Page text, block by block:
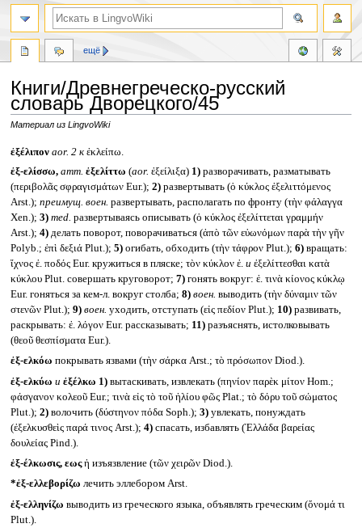
Книги/Древнегреческо-русский
словарь Дворецкого/45
Материал из LingvoWiki
Перейти
к
навигации
Перейти
к
поиску
ἐξέλιπον aor. 2 кἐκλείπω.
ἐξ-ελίσσω, атт. ἐξελίττω (aor. ἐξείλιξα) 1)разворачивать, разматывать
(περιβολᾶς σφραγισμάτων Eur.); 2)развертывать (ὁ κύκλος ἐξελιττόμενος
Arst.); преимущ. воен. развертывать, располагать по фронту (τὴν φάλαγγα
Xen.); 3) med. развертываясь описывать (ὁ κύκλος ἐξελίττεται γραμμήν
Arst.); 4)делать поворот, поворачиваться (ἀπὸ τῶν εὐωνόμων παρὰ τὴν γῆν
Polyb.; ἐπὶ δεξιά Plut.); 5)огибать, обходить (τὴν τάφρον Plut.); 6)вращать:
ἴχνος ἐ. ποδός Eur. кружиться в пляске; τὸν κύκλον ἐ. и ἐξελίττεσθαι κατὰ
κύκλου Plut. совершать круговорот; 7)гонять вокруг: ἐ. τινὰ κίονος κύκλῳ
Eur. гоняться за кем-л. вокруг столба; 8) воен. выводить (τὴν δύναμιν τῶν
στενῶν Plut.); 9) воен. уходить, отступать (εἰς πεδίον Plut.); 10)развивать,
раскрывать: ἐ. λόγον Eur. рассказывать; 11)разъяснять, истолковывать
(θεοῦ θεσπίσματα Eur.).
ἐξ-ελκόω покрывать язвами (τὴν σάρκα Arst.; τὸ πρόσωπον Diod.).
ἐξ-ελκύω и ἐξέλκω 1)вытаскивать, извлекать (πηνίον παρὲκ μίτον Hom.;
φάσγανον κολεοῦ Eur.; τινὰ εἰς τὸ τοῦ ἡλίου φῶς Plat.; τὸ δόρυ τοῦ σώματος
Plut.); 2)волочить (δύστηνον πόδα Soph.); 3)увлекать, понуждать
(ἐξελκυσθεὶς παρά τινος Arst.); 4)спасать, избавлять (Ἑλλάδα βαρείας
δουλείας Pind.).
ἐξ-έλκωσις, εωςἡ изъязвление (τῶν χειρῶν Diod.).
*ἐξ-ελλεβορίζω лечить эллебором Arst.
ἐξ-ελληνίζω выводить из греческого языка, объявлять греческим (ὄνομά τι
Plut.).
ещё